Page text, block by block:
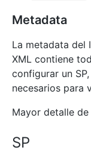
Metadata
La metadata del
XML contiene
configurar un
necesarios para
Mayor detalle
SP